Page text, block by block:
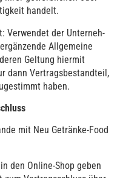
handelt.
Ver­wen­det der Unter­neh­
All­ge­mei­ne
Gel­tung hier­mit
dann Ver­trags­be­stand­teil,
haben.
mit Neu Geträn­ke-Food
den Online-Shop geben